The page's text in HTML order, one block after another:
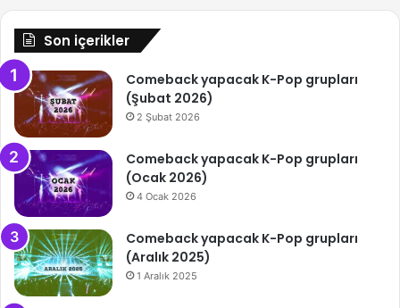
Son içerikler
Comeback yapacak K-Pop grupları
(Şubat 2026)
2 Şubat 2026
Comeback yapacak K-Pop grupları
(Ocak 2026)
4 Ocak 2026
Comeback yapacak K-Pop grupları
(Aralık 2025)
1 Aralık 2025